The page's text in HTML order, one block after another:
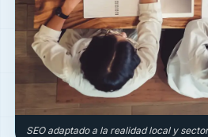
SEO adaptado a la realidad local y